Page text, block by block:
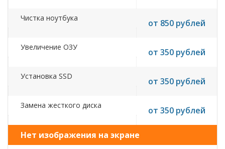
Чистка ноутбука от 850 рублей
Увеличение ОЗУ от 350 рублей
Установка SSD от 350 рублей
Замена жесткого диска от 350 рублей
Нет изображения на экране